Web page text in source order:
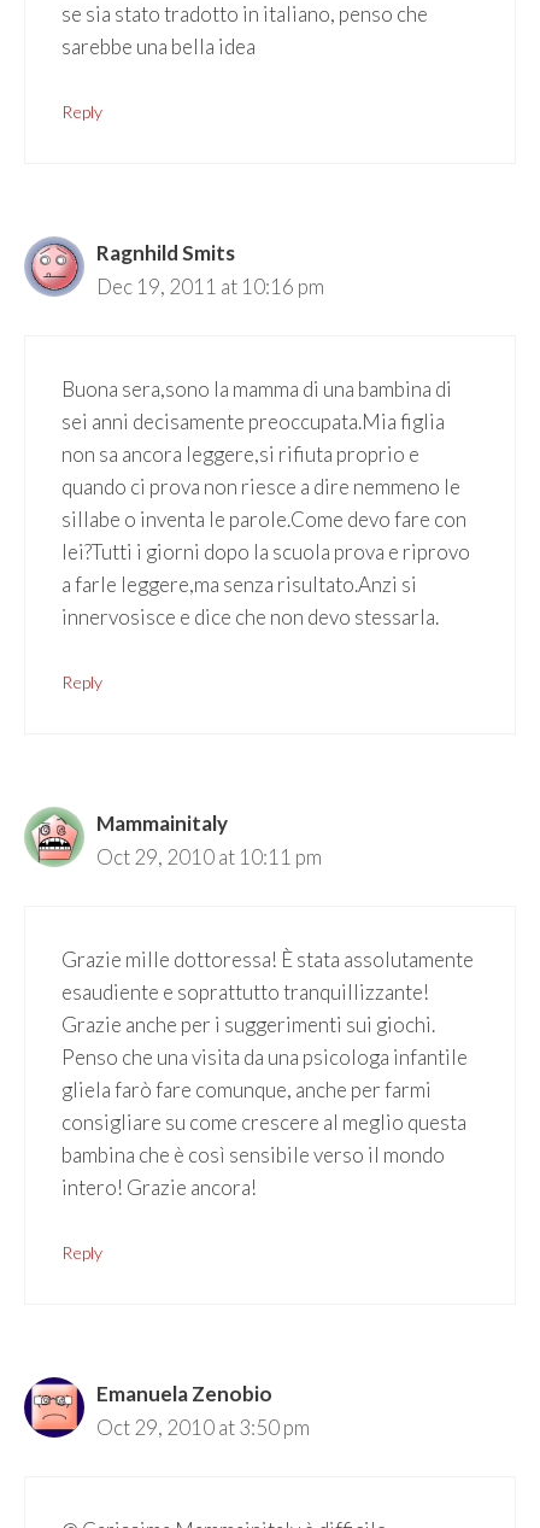
se sia stato tradotto in italiano, penso che
sarebbe una bella idea
Reply
Ragnhild Smits
Dec 19, 2011 at 10:16 pm
Buona sera,sono la mamma di una bambina di
sei anni decisamente preoccupata.Mia figlia
non sa ancora leggere,si rifiuta proprio e
quando ci prova non riesce a dire nemmeno le
sillabe o inventa le parole.Come devo fare con
lei?Tutti i giorni dopo la scuola prova e riprovo
a farle leggere,ma senza risultato.Anzi si
innervosisce e dice che non devo stessarla.
Reply
Mammainitaly
Oct 29, 2010 at 10:11 pm
Grazie mille dottoressa! È stata assolutamente
esaudiente e soprattutto tranquillizzante!
Grazie anche per i suggerimenti sui giochi.
Penso che una visita da una psicologa infantile
gliela farò fare comunque, anche per farmi
consigliare su come crescere al meglio questa
bambina che è così sensibile verso il mondo
intero! Grazie ancora!
Reply
Emanuela Zenobio
Oct 29, 2010 at 3:50 pm